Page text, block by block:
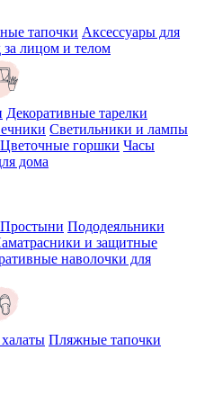
тапочки Аксессуары для
за лицом и телом
Декоративные тарелки
Светильники и лампы
Цветочные горшки Часы
дома
Простыни Пододеяльники
и защитные
наволочки для
Пляжные тапочки